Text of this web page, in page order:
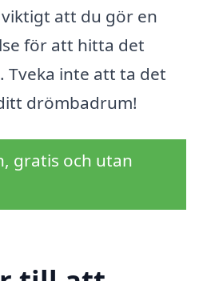
att du gör en
för att hitta det
Tveka inte att ta det
drömbadrum!
gratis och utan